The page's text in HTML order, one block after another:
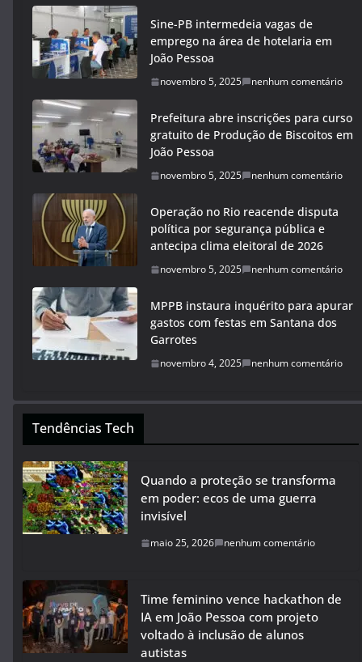
Sine-PB intermedeia vagas de
emprego na área de hotelaria em
João Pessoa
novembro 5, 2025 nenhum comentário
Prefeitura abre inscrições para curso
gratuito de Produção de Biscoitos em
João Pessoa
novembro 5, 2025 nenhum comentário
Operação no Rio reacende disputa
política por segurança pública e
antecipa clima eleitoral de 2026
novembro 5, 2025 nenhum comentário
MPPB instaura inquérito para apurar
gastos com festas em Santana dos
Garrotes
novembro 4, 2025 nenhum comentário
Tendências Tech
Quando a proteção se transforma
em poder: ecos de uma guerra
invisível
maio 25, 2026 nenhum comentário
Time feminino vence hackathon de
IA em João Pessoa com projeto
voltado à inclusão de alunos
autistas